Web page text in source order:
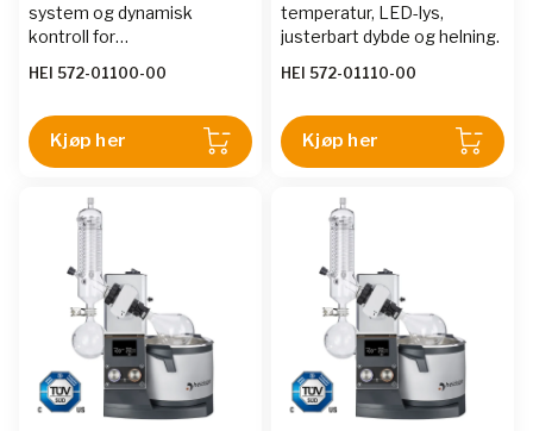
system og dynamisk
kontroll for
varmebadstemperatur.
HEI 572-01100-00
Kjøp her
temperatur, LED-lys,
justerbart dybde og helning.
HEI 572-01110-00
Kjøp her